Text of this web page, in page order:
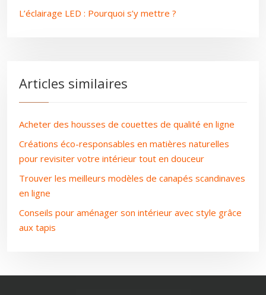
L’éclairage LED : Pourquoi s’y mettre ?
Articles similaires
Acheter des housses de couettes de qualité en ligne
Créations éco-responsables en matières naturelles
pour revisiter votre intérieur tout en douceur
Trouver les meilleurs modèles de canapés scandinaves
en ligne
Conseils pour aménager son intérieur avec style grâce
aux tapis